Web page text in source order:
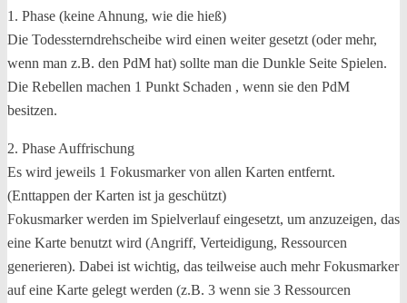
1. Phase (keine Ahnung, wie die hieß)
Die Todessterndrehscheibe wird einen weiter gesetzt (oder mehr,
wenn man z.B. den PdM hat) sollte man die Dunkle Seite Spielen.
Die Rebellen machen 1 Punkt Schaden , wenn sie den PdM
besitzen.
2. Phase Auffrischung
Es wird jeweils 1 Fokusmarker von allen Karten entfernt.
(Enttappen der Karten ist ja geschützt)
Fokusmarker werden im Spielverlauf eingesetzt, um anzuzeigen, das
eine Karte benutzt wird (Angriff, Verteidigung, Ressourcen
generieren). Dabei ist wichtig, das teilweise auch mehr Fokusmarker
auf eine Karte gelegt werden (z.B. 3 wenn sie 3 Ressourcen